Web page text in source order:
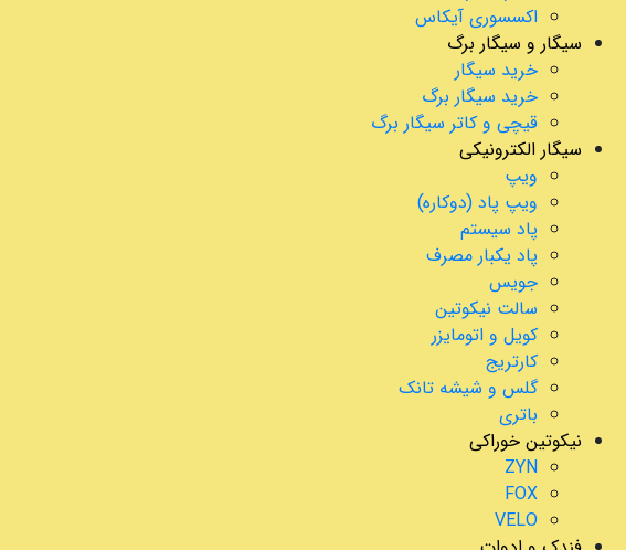
اکسسوری آیکاس
سیگار و سیگار برگ
خرید سیگار
خرید سیگار برگ
قیچی و کاتر سیگار برگ
سیگار الکترونیکی
ویپ
ویپ پاد (دوکاره)
پاد سیستم
پاد یکبار مصرف
جویس
سالت نیکوتین
کویل و اتومایزر
کارتریج
گلس و شیشه تانک
باتری
نیکوتین خوراکی
ZYN
FOX
VELO